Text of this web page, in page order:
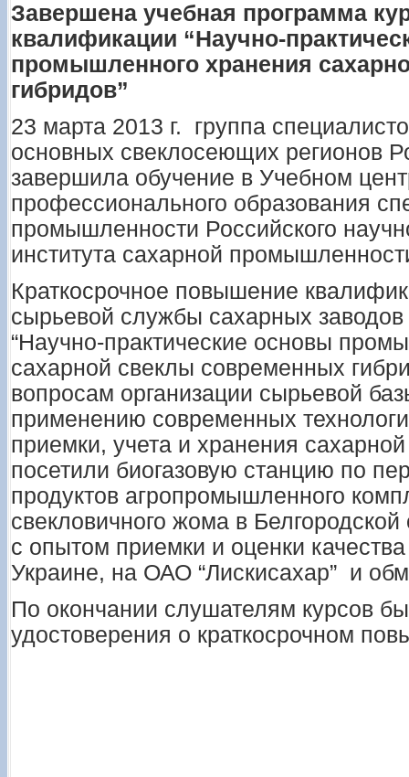
Завершена учебная программа
квалификации “Научно-
промышленного хранения
гибридов”
23 марта 2013 г. группа
основных свеклосеющих регионов
завершила обучение в Учебном
профессионального образования
промышленности Российского
института сахарной
Краткосрочное повышение
сырьевой службы сахарных
“Научно-практические основы
сахарной свеклы современных
вопросам организации сырьевой
применению современных
приемки, учета и хранения
посетили биогазовую станцию по
продуктов агропромышленного
свекловичного жома в
с опытом приемки и оценки
Украине, на ОАО “Лискисахар” и
По окончании слушателям курсов
удостоверения о краткосрочном